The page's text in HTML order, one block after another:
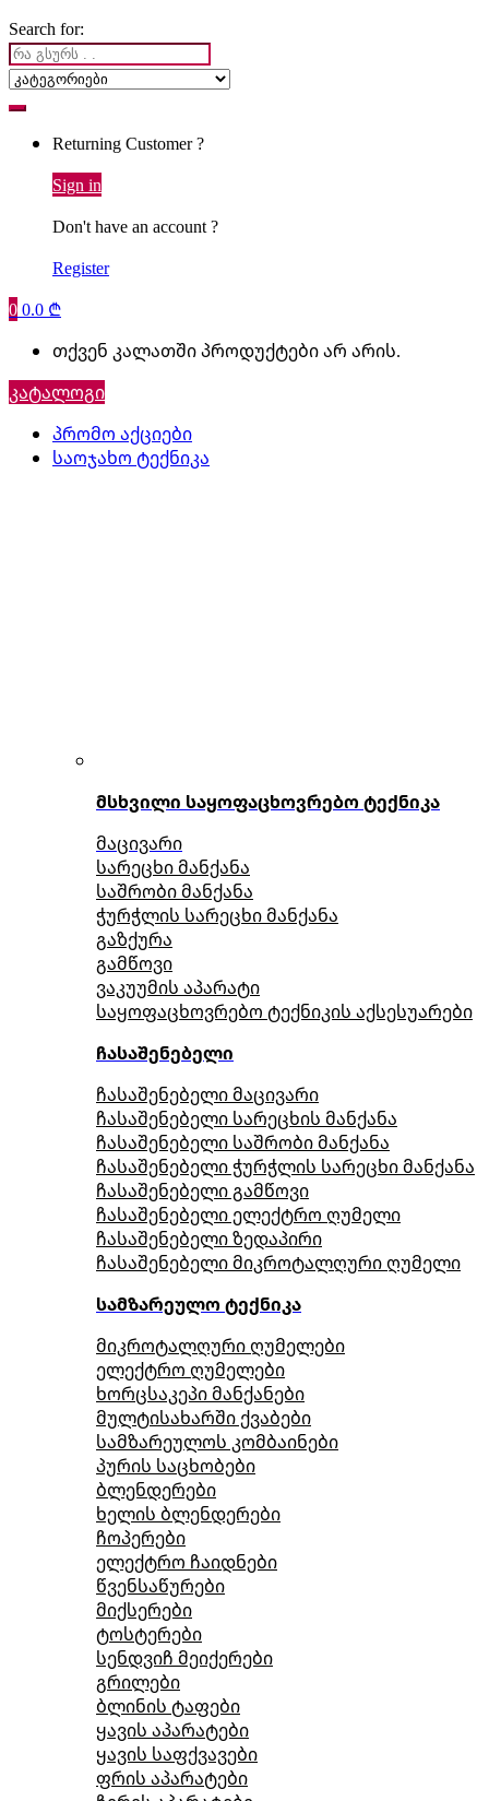
Search for:
Returning Customer ?
Sign in
Don't have an account ?
Register
00.0 ₾
თქვენ კალათში პროდუქტები არ არის.
კატალოგი
პრომო აქციები
საოჯახო ტექნიკა
მსხვილი საყოფაცხოვრებო ტექნიკა
მაცივარი
სარეცხი მანქანა
საშრობი მანქანა
ჭურჭლის სარეცხი მანქანა
გაზქურა
გამწოვი
ვაკუუმის აპარატი
საყოფაცხოვრებო ტექნიკის აქსესუარები
ჩასაშენებელი
ჩასაშენებელი მაცივარი
ჩასაშენებელი სარეცხის მანქანა
ჩასაშენებელი საშრობი მანქანა
ჩასაშენებელი ჭურჭლის სარეცხი მანქანა
ჩასაშენებელი გამწოვი
ჩასაშენებელი ელექტრო ღუმელი
ჩასაშენებელი ზედაპირი
ჩასაშენებელი მიკროტალღური ღუმელი
სამზარეულო ტექნიკა
მიკროტალღური ღუმელები
ელექტრო ღუმელები
ხორცსაკეპი მანქანები
მულტისახარში ქვაბები
სამზარეულოს კომბაინები
პურის საცხობები
ბლენდერები
ხელის ბლენდერები
ჩოპერები
ელექტრო ჩაიდნები
წვენსაწურები
მიქსერები
ტოსტერები
სენდვიჩ მეიქერები
გრილები
ბლინის ტაფები
ყავის აპარატები
ყავის საფქვავები
ფრის აპარატები